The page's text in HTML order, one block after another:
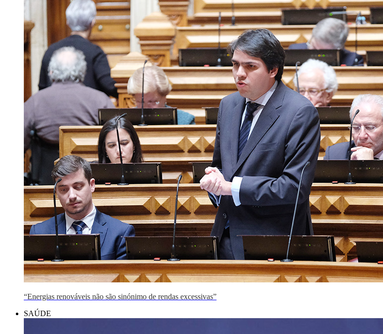
“Energias renováveis não são sinónimo de rendas excessivas”
SAÚDE